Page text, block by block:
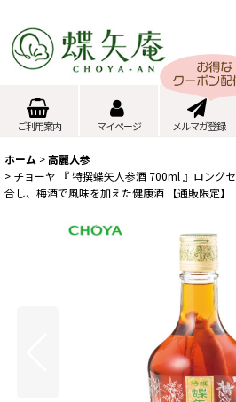
ご利用案内 マイページ メルマガ登録
ホーム >高麗人参
> チョーヤ 『 特撰蝶矢人参酒 700ml 』ロング
合し、梅酒で風味を加えた健康酒 【通販限定】